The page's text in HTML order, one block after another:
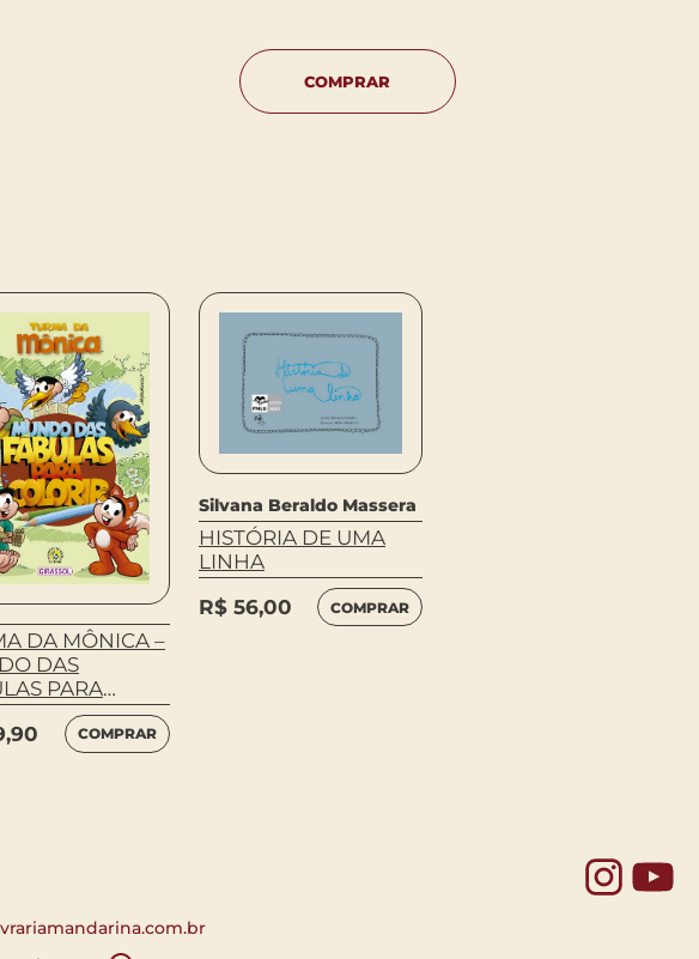
COMPRAR
DA MÔNICA –
DAS
PARA
COMPRAR
Silvana Beraldo Massera
HISTÓRIA DE UMA
LINHA
R$ 56,00 COMPRAR